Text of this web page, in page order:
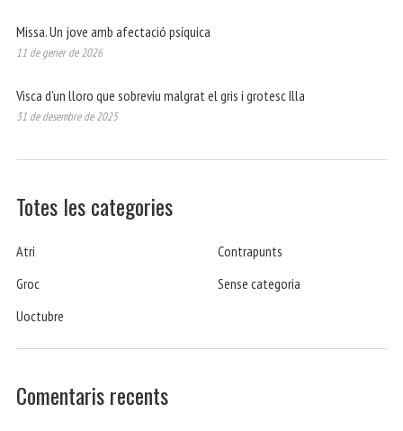
Missa. Un jove amb afectació psíquica
11 de gener de 2026
Visca d’un lloro que sobreviu malgrat el gris i grotesc Illa
31 de desembre de 2025
Totes les categories
Atri
Contrapunts
Groc
Sense categoria
Uoctubre
Comentaris recents